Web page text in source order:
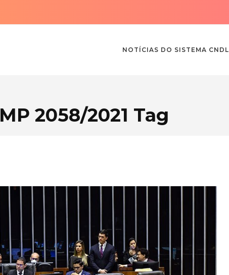
NOTÍCIAS DO SISTEMA CNDL
MP 2058/2021 Tag